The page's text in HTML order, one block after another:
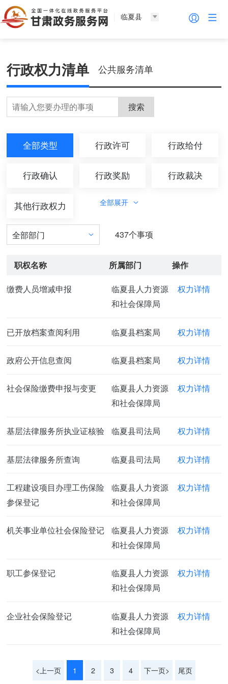
临夏县
行政权力清单 公共服务清单
搜索
全部类型 行政许可 行政给付
行政确认 行政奖励 行政裁决
其他行政权力 全部展开
全部部门 437个事项
职权名称 所属部门 操作
缴费人员增减申报
临夏县人力资源
和社会保障局
权力详情
已开放档案查阅利用 临夏县档案局 权力详情
政府公开信息查阅 临夏县档案局 权力详情
社会保险缴费申报与变更
临夏县人力资源
和社会保障局
权力详情
基层法律服务所执业证核验 临夏县司法局 权力详情
基层法律服务所查询 临夏县司法局 权力详情
工程建设项目办理工伤保险
参保登记
临夏县人力资源
和社会保障局
权力详情
机关事业单位社会保险登记
临夏县人力资源
和社会保障局
权力详情
职工参保登记
临夏县人力资源
和社会保障局
权力详情
企业社会保险登记
临夏县人力资源
和社会保障局
权力详情
<上一页 1 2 3 4 下一页> 尾页